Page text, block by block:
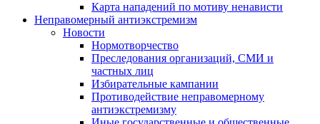
Карта нападений по мотиву ненависти
Неправомерный антиэкстремизм
Новости
Нормотворчество
Преследования организаций, СМИ и
частных лиц
Избирательные кампании
Противодействие неправомерному
антиэкстремизму